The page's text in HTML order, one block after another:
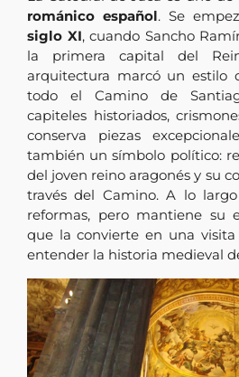
románico español. Se
siglo XI, cuando Sancho
la primera capital del
arquitectura marcó un estilo
todo el Camino de
capiteles historiados,
conserva piezas
también un símbolo político:
del joven reino aragonés y su
través del Camino. A lo
reformas, pero mantiene su
que la convierte en una
entender la historia medieval